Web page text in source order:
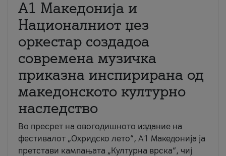
А1 Македонија и
Националниот џез
оркестар создадоа
современа музичка
приказна инспирирана од
македонското културно
наследство
Во пресрет на овогодишното издание на
фестивалот „Охридско лето“, А1 Македонија ја
претстави кампањата „Културна врска“, чиј